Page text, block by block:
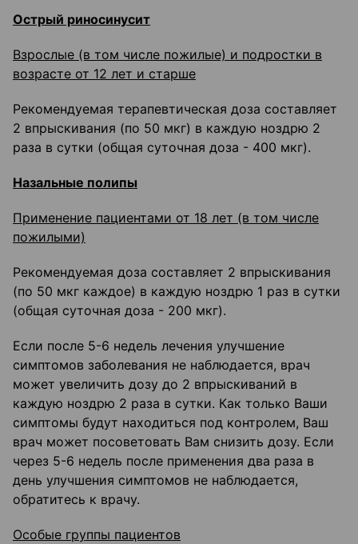
Острый риносинусит
Взрослые (в том числе пожилые) и подростки в
возрасте от 12 лет и старше
Рекомендуемая терапевтическая доза составляет
2 впрыскивания (по 50 мкг) в каждую ноздрю 2
раза в сутки (общая суточная доза - 400 мкг).
Назальные полипы
Применение пациентами от 18 лет (в том числе
пожилыми)
Рекомендуемая доза составляет 2 впрыскивания
(по 50 мкг каждое) в каждую ноздрю 1 раз в сутки
(общая суточная доза - 200 мкг).
Если после 5-6 недель лечения улучшение
симптомов заболевания не наблюдается, врач
может увеличить дозу до 2 впрыскиваний в
каждую ноздрю 2 раза в сутки. Как только Ваши
симптомы будут находиться под контролем, Ваш
врач может посоветовать Вам снизить дозу. Если
через 5-6 недель после применения два раза в
день улучшения симптомов не наблюдается,
обратитесь к врачу.
Особые группы пациентов